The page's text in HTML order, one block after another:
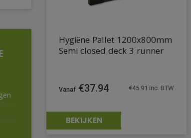
Hygiëne Pallet 1200x800mm
Semi closed deck 3 runner
€37.94 €45.91 inc. BTW
BEKIJKEN